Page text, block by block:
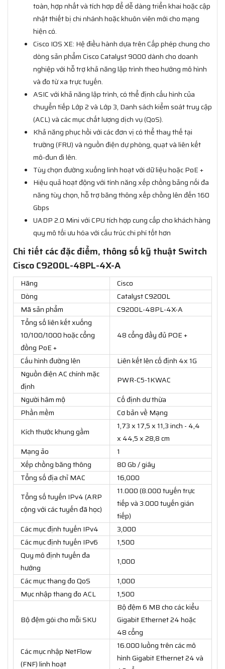
toàn, hợp nhất và tích hợp để dễ dàng triển khai hoặc cập
nhật thiết bị chi nhánh hoặc khuôn viên mới cho mạng
hiện có.
Cisco IOS XE: Hệ điều hành dựa trên Cấp phép chung cho
dòng sản phẩm Cisco Catalyst 9000 dành cho doanh
nghiệp với hỗ trợ khả năng lập trình theo hướng mô hình
và đo từ xa trực tuyến.
ASIC với khả năng lập trình, có thể định cấu hình của
chuyển tiếp Lớp 2 và Lớp 3, Danh sách kiểm soát truy cập
(ACL) và các mục chất lượng dịch vụ (QoS).
Khả năng phục hồi với các đơn vị có thể thay thế tại
trường (FRU) và nguồn điện dự phòng, quạt và liên kết
mô-đun đi lên.
Tùy chọn đường xuống linh hoạt với dữ liệu hoặc PoE +
Hiệu quả hoạt động với tính năng xếp chồng bảng nối đa
năng tùy chọn, hỗ trợ băng thông xếp chồng lên đến 160
Gbps
UADP 2.0 Mini với CPU tích hợp cung cấp cho khách hàng
quy mô tối ưu hóa với cấu trúc chi phí tốt hơn
Chi tiết các đặc điểm, thông số kỹ thuật Switch
Cisco C9200L-48PL-4X-A
Hãng
Cisco
Dòng
Catalyst C9200L
Mã sản phẩm
C9200L-48PL-4X-A
Tổng số liên kết xuống
10/100/1000 hoặc cổng
đồng PoE +
48 cổng đầy đủ POE +
Cấu hình đường lên
Liên kết lên cố định 4x 1G
Nguồn điện AC chính mặc
định
PWR-C5-1KWAC
Người hâm mộ
Cố định dư thừa
Phần mềm
Cơ bản về Mạng
Kích thước khung gầm
1,73 x 17,5 x 11,3 inch - 4,4
x 44,5 x 28,8 cm
Mạng ảo
1
Xếp chồng băng thông
80 Gb / giây
Tổng số địa chỉ MAC
16,000
Tổng số tuyến IPv4 (ARP
cộng với các tuyến đã học)
11.000 (8.000 tuyến trực
tiếp và 3.000 tuyến gián
tiếp)
Các mục định tuyến IPv4
3,000
Các mục định tuyến IPv6
1,500
Quy mô định tuyến đa
hướng
1,000
Các mục thang đo QoS
1,000
Mục nhập thang đo ACL
1,500
Bộ đệm gói cho mỗi SKU
Bộ đệm 6 MB cho các kiểu
Gigabit Ethernet 24 hoặc
48 cổng
Các mục nhập NetFlow
(FNF) linh hoạt
16.000 luồng trên các mô
hình Gigabit Ethernet 24 và